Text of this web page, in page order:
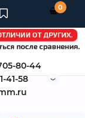
80-44
41-58
0